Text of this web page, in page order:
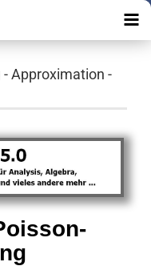
Approximation -